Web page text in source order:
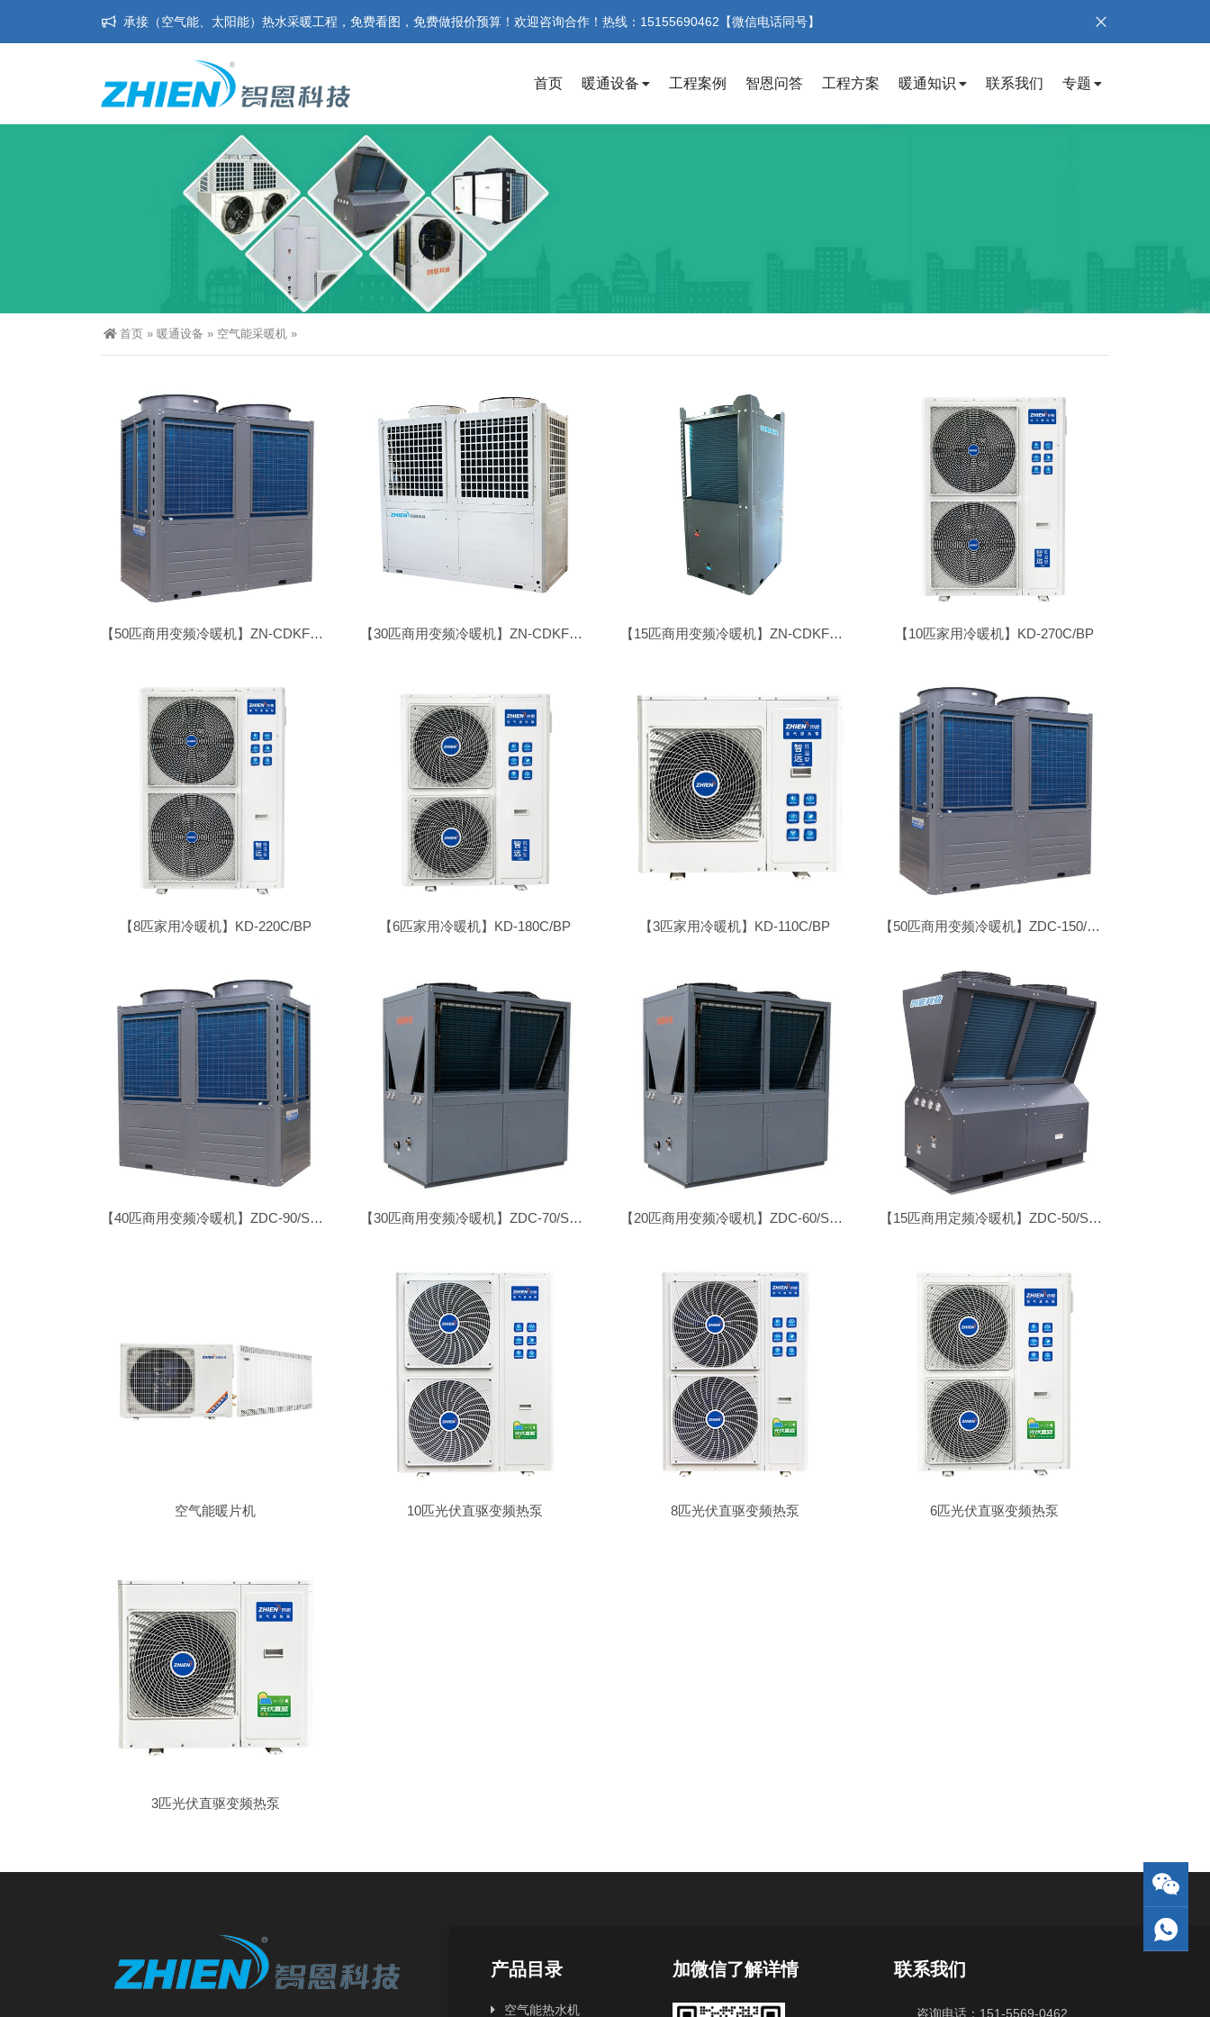
承接（空气能、太阳能）热水采暖工程，免费看图，免费做报价预算！欢迎咨询合作！热线：15155690462【微信电话同号】
首页 暖通设备 工程案例 智恩问答 工程方案 暖通知识 联系我们 专题
首页 » 暖通设备 » 空气能采暖机 »
【50匹商用变频冷暖机】ZN-CDKFDX/LN-500I 【30匹商用变频冷暖机】ZN-CDKFDX/LN-300I 【15匹商用变频冷暖机】ZN-CDKFDX/LN-150I 【10匹家用冷暖机】KD-270C/BP
【8匹家用冷暖机】KD-220C/BP 【6匹家用冷暖机】KD-180C/BP 【3匹家用冷暖机】KD-110C/BP 【50匹商用变频冷暖机】ZDC-150/SN1-DK
【40匹商用变频冷暖机】ZDC-90/SN1-DK 【30匹商用变频冷暖机】ZDC-70/SN1-DK 【20匹商用变频冷暖机】ZDC-60/SN1-DK 【15匹商用定频冷暖机】ZDC-50/SN1-DT
空气能暖片机 10匹光伏直驱变频热泵 8匹光伏直驱变频热泵 6匹光伏直驱变频热泵
3匹光伏直驱变频热泵
产品目录
空气能热水机
加微信了解详情 联系我们
咨询电话：151-5569-0462